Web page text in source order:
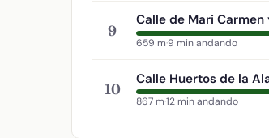
9
Calle de Mari Carmen
659 m·9 min andando
10
Calle Huertos de la
867 m·12 min andando